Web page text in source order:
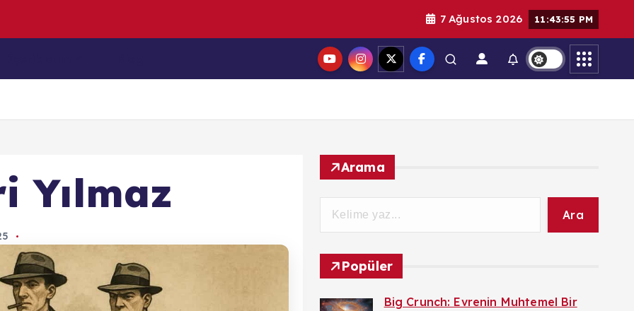
7 Ağustos 2026 11:43:56 PM
Yılmaz
Arama
Ara
Popüler
Big Crunch: Evrenin Muhtemel Bir